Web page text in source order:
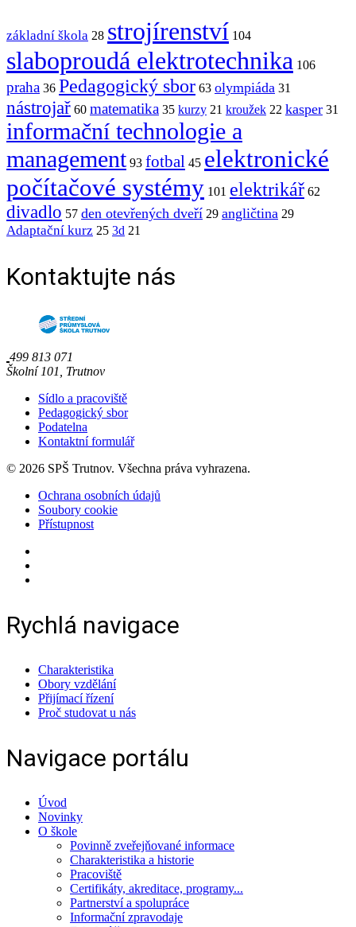
základní škola 28 strojírenství 104
slaboproudá elektrotechnika 106
praha 36 Pedagogický sbor 63 olympiáda 31
nástrojař 60 matematika 35 kurzy 21 kroužek 22 kasper 31
informační technologie a
management 93 fotbal 45 elektronické
počítačové systémy 101 elektrikář 62
divadlo 57 den otevřených dveří 29 angličtina 29
Adaptační kurz 25 3d 21
Kontaktujte nás
499 813 071
Školní 101, Trutnov
Sídlo a pracoviště
Pedagogický sbor
Podatelna
Kontaktní formulář
© 2026 SPŠ Trutnov. Všechna práva vyhrazena.
Ochrana osobních údajů
Soubory cookie
Přístupnost
Rychlá navigace
Charakteristika
Obory vzdělání
Přijímací řízení
Proč studovat u nás
Navigace portálu
Úvod
Novinky
O škole
Povinně zveřejňované informace
Charakteristika a historie
Pracoviště
Certifikáty, akreditace, programy...
Partnerství a spolupráce
Informační zpravodaje